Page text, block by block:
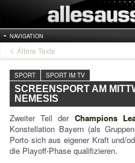
NAVIGATION
Ältere Texte
SPORT SPORT IM TV
SCREENSPORT AM
NEMESIS
Zweiter Teil der Champions
Konstellation Bayern (als
Porto sich aus eigener Kraft und/
die Playoff-Phase qualifizieren.